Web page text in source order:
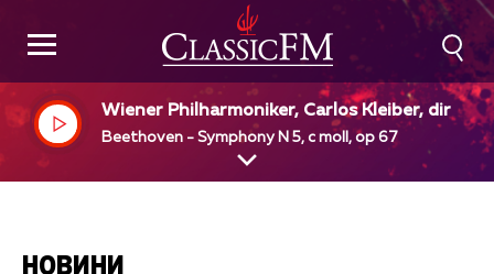
Wiener Philharmoniker, Carlos Kleiber, dir
Beethoven - Symphony N 5, c moll, op 67
НОВИНИ